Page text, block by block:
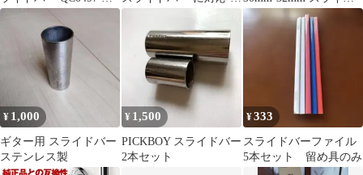
ラス 51*25.2*21*2.1mm
コントロールの自由 表
現力が豊か
ャワーホルダー スライ
ド 交換用 直径 360度
角度調整 スライド式シ
ャワーヘッドホルダー
シャワー フック 交換
角度 修理交換用 互換
汎用 SYAWAFOOK-30
バー対応
¥ 1,000
ギター用 スライドバー
ステンレス製
¥ 1,500
PICKBOY スライドバー
2本セット
¥333
スライドバーファイル
5本セット 留め具のみ